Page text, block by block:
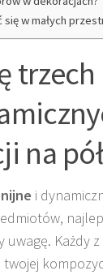
w małych
na
i
uwagę. Każdy
twojej